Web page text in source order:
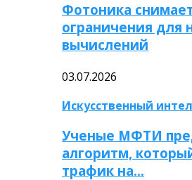
Фотоника
ограничения
вычислений
03.07.2026
Искусственный
Ученые МФТИ
алгоритм,
трафик на…